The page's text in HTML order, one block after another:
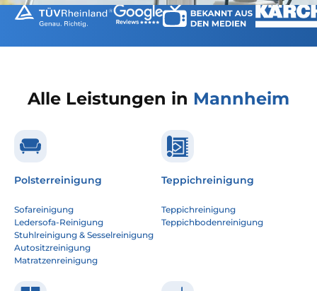
Alle Leistungen in Mannheim
Polsterreinigung
Sofareinigung
Ledersofa-Reinigung
Stuhlreinigung & Sesselreinigung
Autositzreinigung
Matratzenreinigung
Teppichreinigung
Teppichreinigung
Teppichbodenreinigung